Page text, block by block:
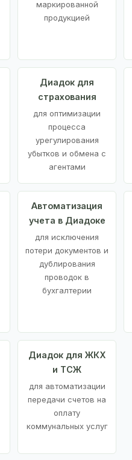
маркированной
продукцией
Диадок для
страхования
для оптимизации
процесса
урегулирования
убытков и обмена с
агентами
Автоматизация
учета в Диадоке
для исключения
потери документов и
дублирования
проводок в
бухгалтерии
Диадок для ЖКХ
и ТСЖ
для автоматизации
передачи счетов на
оплату
коммунальных услуг